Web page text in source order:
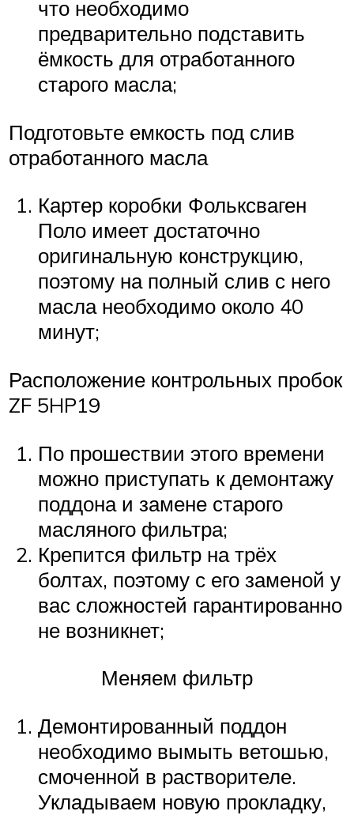
что необходимо
предварительно подставить
ёмкость для отработанного
старого масла;
Подготовьте емкость под слив
отработанного масла
Картер коробки Фольксваген
Поло имеет достаточно
оригинальную конструкцию,
поэтому на полный слив с него
масла необходимо около 40
минут;
Расположение контрольных пробок
ZF 5HP19
По прошествии этого времени
можно приступать к демонтажу
поддона и замене старого
масляного фильтра;
Крепится фильтр на трёх
болтах, поэтому с его заменой у
вас сложностей гарантированно
не возникнет;
Меняем фильтр
Демонтированный поддон
необходимо вымыть ветошью,
смоченной в растворителе.
Укладываем новую прокладку,